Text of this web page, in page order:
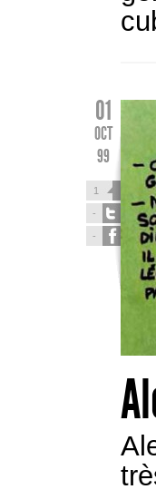
01
OCT
99
1
-
-